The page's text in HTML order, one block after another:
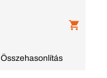
Összehasonlítás